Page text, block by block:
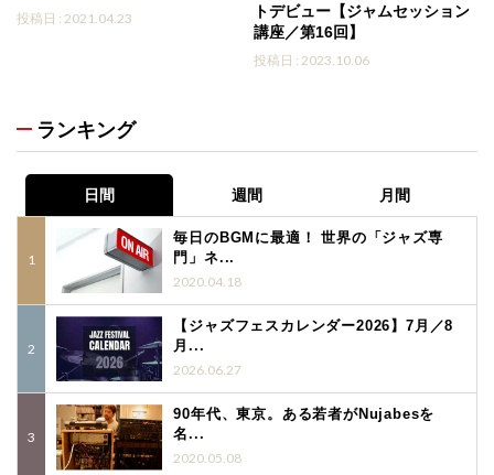
投稿日 : 2021.04.23
トデビュー【ジャムセッション
講座／第16回】
投稿日 : 2023.10.06
ランキング
日間 週間 月間
毎日のBGMに最適！ 世界の「ジャズ専
門」ネ...
2020.04.18
【ジャズフェスカレンダー2026】7月／8
月...
2026.06.27
90年代、東京。ある若者がNujabesを
名...
2020.05.08